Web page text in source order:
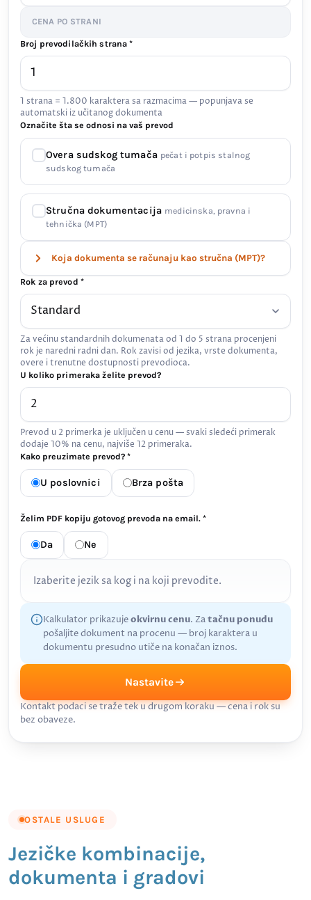
CENA PO STRANI
Broj prevodilačkih strana *
1 strana = 1.800 karaktera sa razmacima — popunjava se
automatski iz učitanog dokumenta
Označite šta se odnosi na vaš prevod
Overa sudskog tumača pečat i potpis stalnog
sudskog tumača
Stručna dokumentacija medicinska, pravna i
tehnička (MPT)
Koja dokumenta se računaju kao stručna (MPT)?
Rok za prevod *
Za većinu standardnih dokumenata od 1 do 5 strana procenjeni
rok je naredni radni dan. Rok zavisi od jezika, vrste dokumenta,
overe i trenutne dostupnosti prevodioca.
U koliko primeraka želite prevod?
Prevod u 2 primerka je uključen u cenu — svaki sledeći primerak
dodaje 10% na cenu, najviše 12 primeraka.
Kako preuzimate prevod? *
U poslovnici Brza pošta
Želim PDF kopiju gotovog prevoda na email. *
Da Ne
Izaberite jezik sa kog i na koji prevodite.
Kalkulator prikazujeokvirnu cenu. Zatačnu ponudu
pošaljite dokument na procenu — broj karaktera u
dokumentu presudno utiče na konačan iznos.
Nastavite
Kontakt podaci se traže tek u drugom koraku — cena i rok su
bez obaveze.
OSTALE USLUGE
Jezičke kombinacije,
dokumenta i gradovi